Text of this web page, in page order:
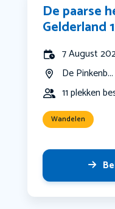
De paarse
Gelderland
7 August
De Pinkenb...
11 plekken
Wandelen